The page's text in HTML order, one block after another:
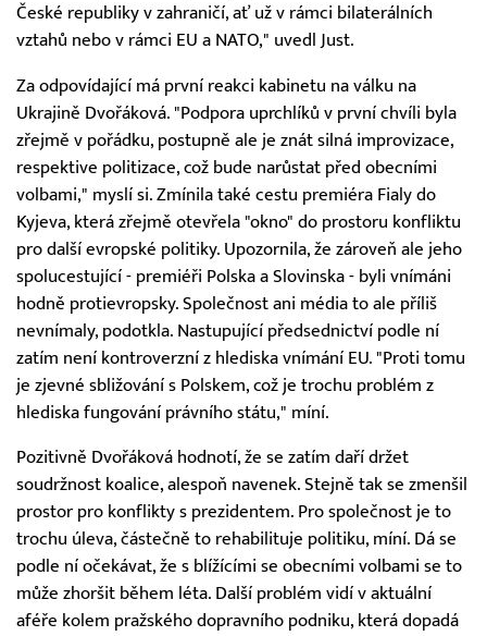
České republiky v zahraničí, ať už v rámci bilaterálních
vztahů nebo v rámci EU a NATO," uvedl Just.
Za odpovídající má první reakci kabinetu na válku na
Ukrajině Dvořáková. "Podpora uprchlíků v první chvíli byla
zřejmě v pořádku, postupně ale je znát silná improvizace,
respektive politizace, což bude narůstat před obecními
volbami," myslí si. Zmínila také cestu premiéra Fialy do
Kyjeva, která zřejmě otevřela "okno" do prostoru konfliktu
pro další evropské politiky. Upozornila, že zároveň ale jeho
spolucestující - premiéři Polska a Slovinska - byli vnímáni
hodně protievropsky. Společnost ani média to ale příliš
nevnímaly, podotkla. Nastupující předsednictví podle ní
zatím není kontroverzní z hlediska vnímání EU. "Proti tomu
je zjevné sbližování s Polskem, což je trochu problém z
hlediska fungování právního státu," míní.
Pozitivně Dvořáková hodnotí, že se zatím daří držet
soudržnost koalice, alespoň navenek. Stejně tak se zmenšil
prostor pro konflikty s prezidentem. Pro společnost je to
trochu úleva, částečně to rehabilituje politiku, míní. Dá se
podle ní očekávat, že s blížícími se obecními volbami se to
může zhoršit během léta. Další problém vidí v aktuální
aféře kolem pražského dopravního podniku, která dopadá